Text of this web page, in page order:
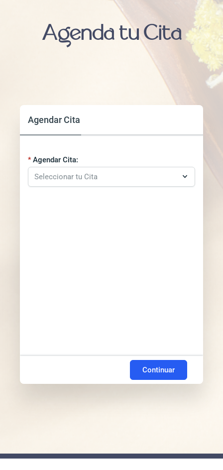
Agenda tu Cita
Agendar Cita
Agendar Cita:
Continuar